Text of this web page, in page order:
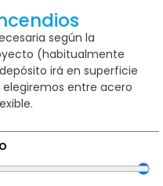
según la
(habitualmente
irá en superficie
entre acero